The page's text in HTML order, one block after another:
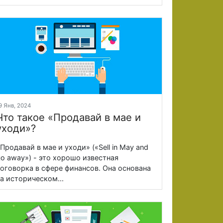
Янв, 2024
такое «Продавай в мае и
в мае и уходи» («Sell in May and
away») - это хорошо известная
в сфере финансов. Она основана
историческом...